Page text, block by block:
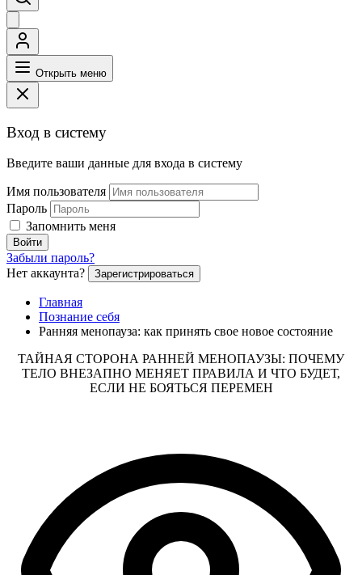
Открыть меню
Вход в систему
Введите ваши данные для входа в систему
Имя пользователя
Пароль
Запомнить меня
Войти
Забыли пароль?
Нет аккаунта?
Зарегистрироваться
Главная
Познание себя
Ранняя менопауза: как принять свое новое состояние
ТАЙНАЯ СТОРОНА РАННЕЙ МЕНОПАУЗЫ: ПОЧЕМУ
ТЕЛО ВНЕЗАПНО МЕНЯЕТ ПРАВИЛА И ЧТО БУДЕТ,
ЕСЛИ НЕ БОЯТЬСЯ ПЕРЕМЕН